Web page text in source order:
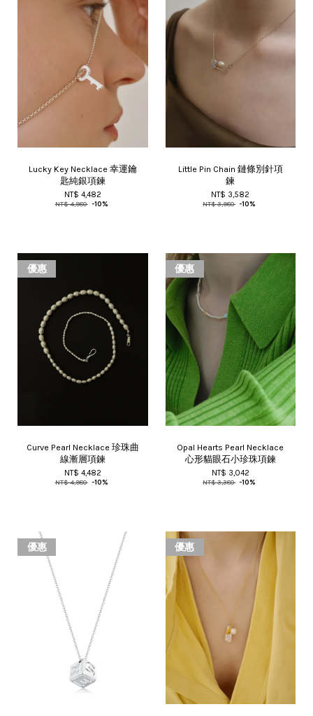
Lucky Key Necklace 幸運鑰
匙純銀項鍊
NT$ 4,482
NT$ 4,980 -10%
Little Pin Chain 鏈條別針項
鍊
NT$ 3,582
NT$ 3,980 -10%
優惠
Curve Pearl Necklace 珍珠曲
線漸層項鍊
NT$ 4,482
NT$ 4,980 -10%
優惠
Opal Hearts Pearl Necklace
心形貓眼石小珍珠項鍊
NT$ 3,042
NT$ 3,380 -10%
優惠 優惠